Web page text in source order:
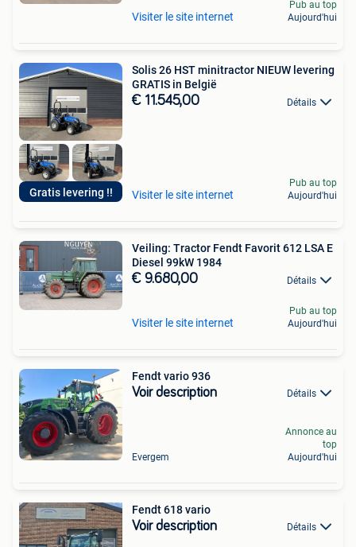
Visiter le site internet
Pub au top
Aujourd'hui
Gratis levering !!
Solis 26 HST minitractor NIEUW levering
GRATIS in België
€ 11.545,00 Détails
Visiter le site internet
Pub au top
Aujourd'hui
Veiling: Tractor Fendt Favorit 612 LSA E
Diesel 99kW 1984
€ 9.680,00 Détails
Visiter le site internet
Pub au top
Aujourd'hui
Fendt vario 936
Voir description Détails
Evergem
Annonce au
top
Aujourd'hui
Fendt 618 vario
Voir description Détails